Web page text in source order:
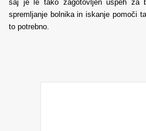
saj je le tako zagotovljen uspeh za
spremljanje bolnika in iskanje pomoči
to potrebno.